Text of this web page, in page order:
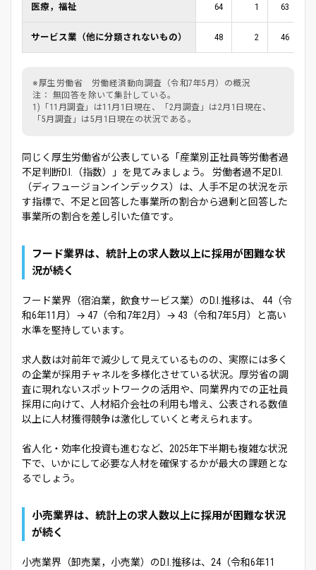
医療，福祉 64 1 63
サービス業（他に分類されないもの） 48 2 46
※厚生労働省 労働経済動向調査（令和7年5月）の概況
注： 無回答を除いて集計している。
1)「11月調査」は11月1日現在、「2月調査」は2月1日現在、
「5月調査」は5月1日現在の状況である。
同じく厚生労働省が公表している「産業別正社員等労働者過
不足判断D.I.（指数）」を見てみましょう。 労働者過不足D.I.
（ディフュージョンインデックス）は、人手不足の状況を示
す指標で、不足と回答した事業所の割合から過剰と回答した
事業所の割合を差し引いた値です。
フード業界は、統計上の求人数以上に採用が困難な状
況が続く
フード業界（宿泊業，飲食サービス業）のD.I.推移は、 44（令
和6年11月）→ 47（令和7年2月）→ 43（令和7年5月）と高い
水準を堅持しています。
求人数は対前年で減少して見えているものの、実際には多く
の企業が採用チャネルを多様化させている状況。厚労省の調
査に現れないスポットワークの活用や、同業界内での正社員
採用に向けて、人材紹介会社の利用も増え、公表される数値
以上に人材獲得競争は激化していくと考えられます。
省人化・効率化投資も進むなど、2025年下半期も複雑な状況
下で、いかにして必要な人材を確保するかが最大の課題とな
るでしょう。
小売業界は、統計上の求人数以上に採用が困難な状況
が続く
小売業界（卸売業，小売業）のD.I.推移は、24（令和6年11